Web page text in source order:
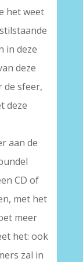
het weet
in deze
deze
de sfeer,
deze
aan de
CD of
met het
meer
het: ook
zal in